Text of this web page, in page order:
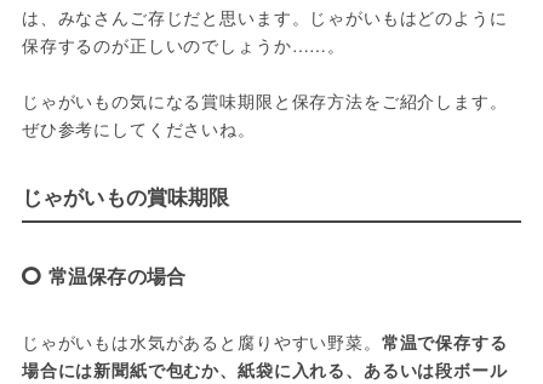
は、みなさんご存じだと思います。じゃがいもはどのように
保存するのが正しいのでしょうか……。
じゃがいもの気になる賞味期限と保存方法をご紹介します。
ぜひ参考にしてくださいね。
じゃがいもの賞味期限
常温保存の場合
じゃがいもは水気があると腐りやすい野菜。 常温で保存する
場合には新聞紙で包むか、紙袋に入れる、あるいは段ボール